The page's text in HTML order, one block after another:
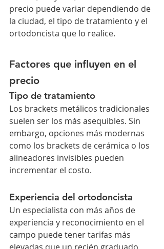
precio puede variar dependiendo de
la ciudad, el tipo de tratamiento y el
ortodoncista que lo realice.
Factores que influyen en el
precio
Tipo de tratamiento
Los brackets metálicos tradicionales
suelen ser los más asequibles. Sin
embargo, opciones más modernas
como los brackets de cerámica o los
alineadores invisibles pueden
incrementar el costo.
Experiencia del ortodoncista
Un especialista con más años de
experiencia y reconocimiento en el
campo puede tener tarifas más